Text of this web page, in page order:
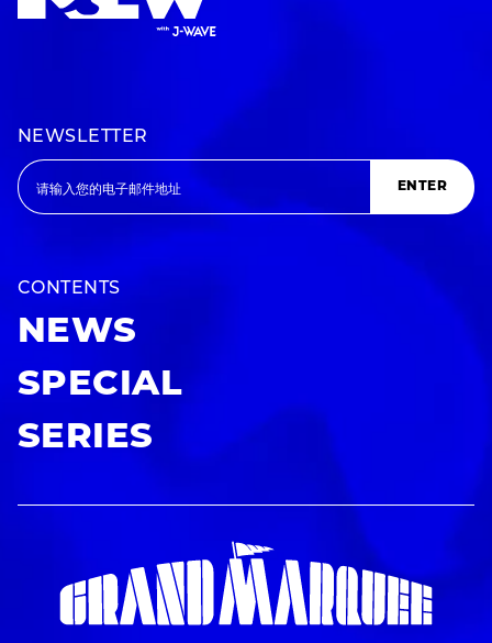
NEWSLETTER
ENTER
CONTENTS
NEWS
SPECIAL
SERIES